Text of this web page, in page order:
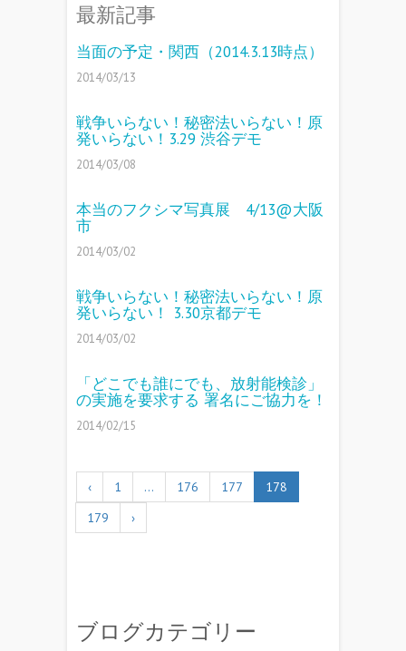
最新記事
当面の予定・関西（2014.3.13時点）
2014/03/13
戦争いらない！秘密法いらない！原
発いらない！3.29 渋谷デモ
2014/03/08
本当のフクシマ写真展 4/13@大阪
市
2014/03/02
戦争いらない！秘密法いらない！原
発いらない！ 3.30京都デモ
2014/03/02
「どこでも誰にでも、放射能検診」
の実施を要求する 署名にご協力を！
2014/02/15
‹ 1 … 176 177
178
179
›
ブログカテゴリー